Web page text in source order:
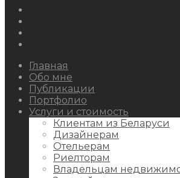
Главная
Обо мне
Публикации
Портфолио
Услуги и стоимость
Клиентам из Беларуси
Дизайнерам
Отельерам
Риелторам
Владельцам